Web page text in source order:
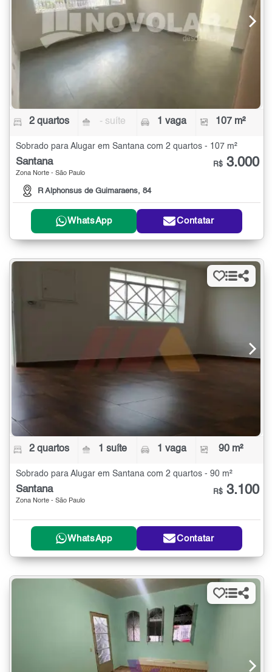
2 quartos - suíte 1 vaga 107 m²
Sobrado para Alugar em Santana com 2 quartos - 107 m²
Santana
Zona Norte - São Paulo
R Alphonsus de Guimaraens, 84
R$ 3.000
WhatsApp Contatar
2 quartos 1 suíte 1 vaga 90 m²
Sobrado para Alugar em Santana com 2 quartos - 90 m²
Santana
Zona Norte - São Paulo
R$ 3.100
WhatsApp Contatar